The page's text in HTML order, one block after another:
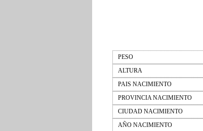
PESO
ALTURA
PAIS NACIMIENTO
PROVINCIA NACIMIENTO
CIUDAD NACIMIENTO
AÑO NACIMIENTO